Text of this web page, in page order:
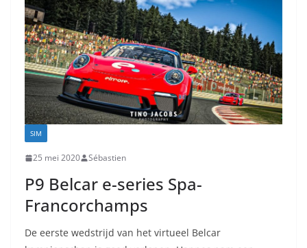
SIM
25 mei 2020 Sébastien
P9 Belcar e-series Spa-
Francorchamps
De eerste wedstrijd van het virtueel Belcar